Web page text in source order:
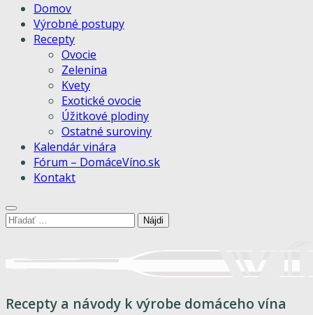
Domov
Výrobné postupy
Recepty
Ovocie
Zelenina
Kvety
Exotické ovocie
Úžitkové plodiny
Ostatné suroviny
Kalendár vinára
Fórum – DomáceVíno.sk
Kontakt
Hľadať:
Recepty a návody k výrobe domáceho vína